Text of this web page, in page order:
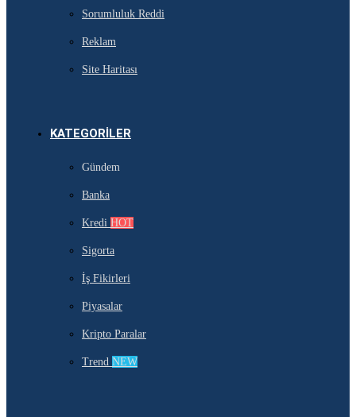
Sorumluluk Reddi
Reklam
Site Haritası
KATEGORILER
Gündem
Banka
Kredi HOT
Sigorta
İş Fikirleri
Piyasalar
Kripto Paralar
Trend NEW